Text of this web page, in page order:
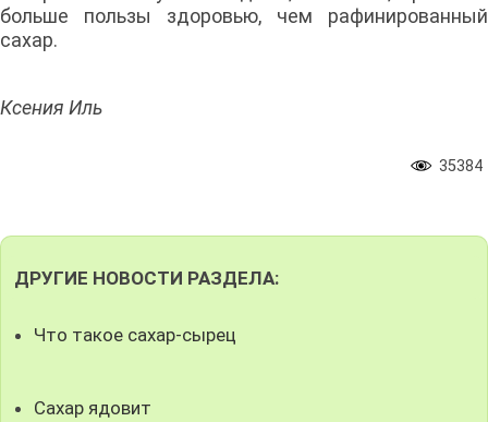
больше пользы здоровью, чем рафинированный
сахар.
Ксения Иль
35384
ДРУГИЕ НОВОСТИ РАЗДЕЛА:
Что такое сахар-сырец
Сахар ядовит